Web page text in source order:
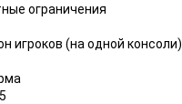
ограничения
игроков (на одной консоли)